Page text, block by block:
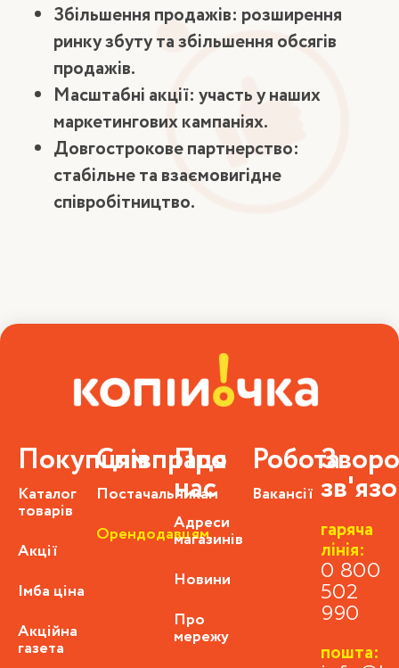
Збільшення продажів: розширення
ринку збуту та збільшення обсягів
продажів.
Масштабні акції: участь у наших
маркетингових кампаніях.
Довгострокове партнерство:
стабільне та взаємовигідне
співробітництво.
Покупцям
Каталог
товарів
Акції
Імба ціна
Акційна
газета
Співпраця
Постачальникам
Орендодавцям
Про
нас
Адреси
магазинів
Новини
Про
мережу
Робота
Вакансії
гаряча
лінія:
0 800
502
990
пошта: